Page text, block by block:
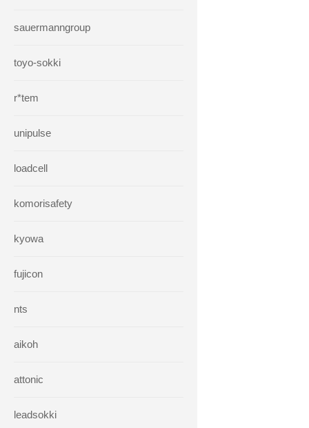
sauermanngroup
toyo-sokki
r*tem
unipulse
loadcell
komorisafety
kyowa
fujicon
nts
aikoh
attonic
leadsokki